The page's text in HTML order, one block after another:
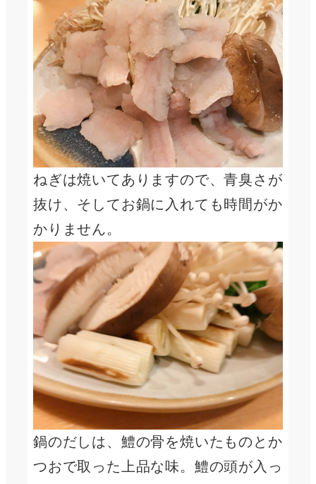
ねぎは焼いてありますので、青臭さが
抜け、そしてお鍋に入れても時間がか
かりません。
鍋のだしは、鱧の骨を焼いたものとか
つおで取った上品な味。鱧の頭が入っ